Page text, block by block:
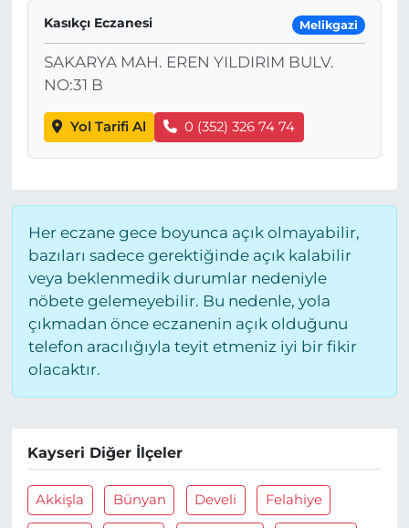
Kasıkçı Eczanesi Melikgazi
SAKARYA MAH. EREN YILDIRIM BULV.
NO:31 B
Yol Tarifi Al 0 (352) 326 74 74
Her eczane gece boyunca açık olmayabilir,
bazıları sadece gerektiğinde açık kalabilir
veya beklenmedik durumlar nedeniyle
nöbete gelemeyebilir. Bu nedenle, yola
çıkmadan önce eczanenin açık olduğunu
telefon aracılığıyla teyit etmeniz iyi bir fikir
olacaktır.
Kayseri Diğer İlçeler
Akkişla Bünyan Develi Felahiye